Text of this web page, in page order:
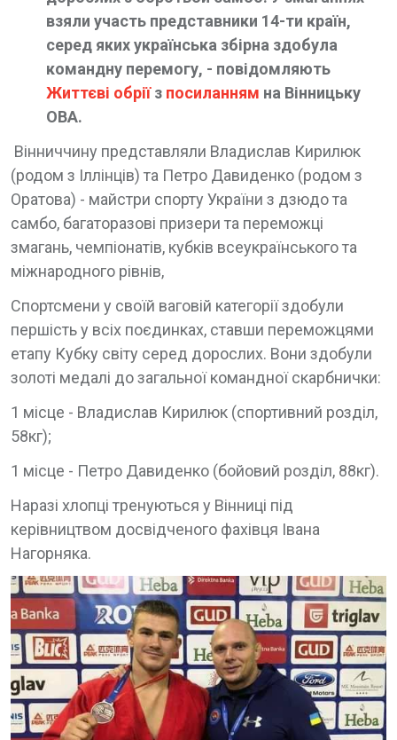
взяли участь представники 14-ти країн,
серед яких українська збірна здобула
командну перемогу, - повідомляють
Життєві обріїз посиланням на Вінницьку
ОВА.
Вінниччину представляли Владислав Кирилюк
(родом з Іллінців) та Петро Давиденко (родом з
Оратова) - майстри спорту України з дзюдо та
самбо, багаторазові призери та переможці
змагань, чемпіонатів, кубків всеукраїнського та
міжнародного рівнів,
Спортсмени у своїй ваговій категорії здобули
першість у всіх поєдинках, ставши переможцями
етапу Кубку світу серед дорослих. Вони здобули
золоті медалі до загальної командної скарбнички:
1 місце - Владислав Кирилюк (спортивний розділ,
58кг);
1 місце - Петро Давиденко (бойовий розділ, 88кг).
Наразі хлопці тренуються у Вінниці під
керівництвом досвідченого фахівця Івана
Нагорняка.